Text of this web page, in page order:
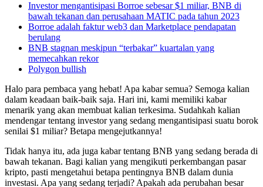
Investor mengantisipasi Borroe sebesar $1 miliar, BNB di
bawah tekanan dan perusahaan MATIC pada tahun 2023
Borroe adalah faktur web3 dan Marketplace pendapatan
berulang
BNB stagnan meskipun “terbakar” kuartalan yang
memecahkan rekor
Polygon bullish
Halo para pembaca yang hebat! Apa kabar semua? Semoga kalian
dalam keadaan baik-baik saja. Hari ini, kami memiliki kabar
menarik yang akan membuat kalian terkesima. Sudahkah kalian
mendengar tentang investor yang sedang mengantisipasi suatu borok
senilai $1 miliar? Betapa mengejutkannya!
Tidak hanya itu, ada juga kabar tentang BNB yang sedang berada di
bawah tekanan. Bagi kalian yang mengikuti perkembangan pasar
kripto, pasti mengetahui betapa pentingnya BNB dalam dunia
investasi. Apa yang sedang terjadi? Apakah ada perubahan besar